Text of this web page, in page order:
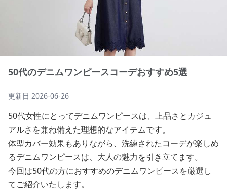
50代のデニムワンピースコーデおすすめ5選
更新日 2026-06-26
50代女性にとってデニムワンピースは、上品さとカジュ
アルさを兼ね備えた理想的なアイテムです。
体型カバー効果もありながら、洗練されたコーデが楽しめ
るデニムワンピースは、大人の魅力を引き立てます。
今回は50代の方におすすめのデニムワンピースを厳選し
てご紹介いたします。